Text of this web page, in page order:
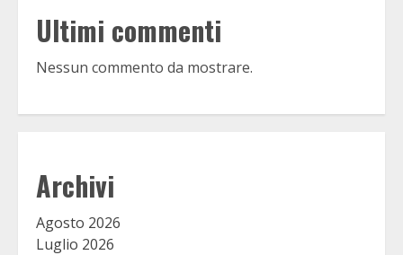
Ultimi commenti
Nessun commento da mostrare.
Archivi
Agosto 2026
Luglio 2026